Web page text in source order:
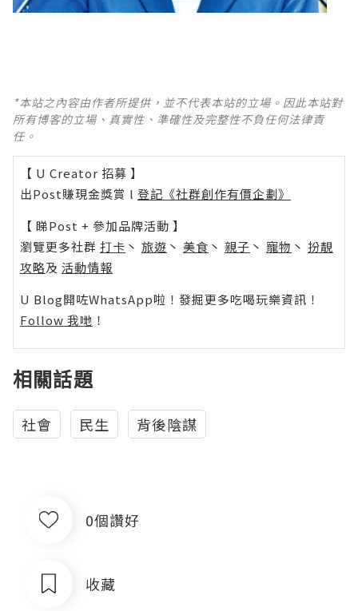
*本站之內容由作者所提供，並不代表本站的立場。因此本站對
所有博客的立場、真實性、準確性及完整性不負任何法律責
任。
【 U Creator 招募 】
出Post賺現金獎賞 l 登記《社群創作有價企劃》
【 睇Post + 參加品牌活動 】
瀏覽更多社群 打卡 丶 旅遊 丶 美食 丶 親子 丶 寵物 丶 扮靚
攻略及 活動情報
U Blog開咗WhatsApp啦！發掘更多吃喝玩樂資訊！
Follow 我哋 ！
相關話題
社會 民生 背後陰謀
0個讚好
收藏